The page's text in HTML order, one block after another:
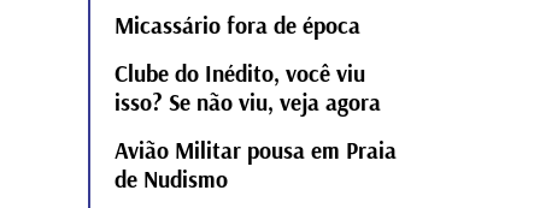
Micassário fora de época
Clube do Inédito, você viu
isso? Se não viu, veja agora
Avião Militar pousa em Praia
de Nudismo